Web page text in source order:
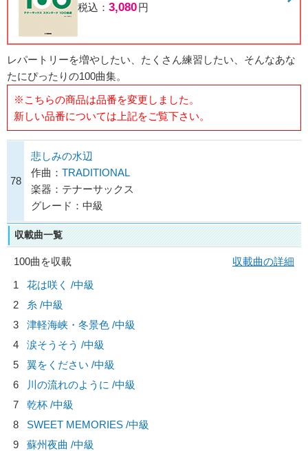
税込： 3,080円
レパートリーを増やしたい、たくさん練習したい、そんなあな
たにぴったりの100曲集。
※こちらの商品は品番を変更しました。
新しい品番については上記をご覧下さい。
78
悲しみの水辺
作曲： TRADITIONAL
楽器：テナーサックス
グレード：中級
収載曲一覧
100曲を収載
収載曲の詳細
1
花は咲く /中級
2
糸 /中級
3
津軽海峡・冬景色 /中級
4
涙そうそう /中級
5
翼をください /中級
6
川の流れのように /中級
7
乾杯 /中級
8
SWEET MEMORIES /中級
9
蘇州夜曲 /中級